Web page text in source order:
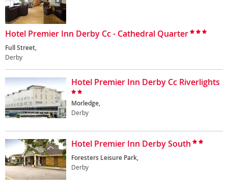
Hotel Premier Inn Derby Cc - Cathedral Quarter
Full Street,
Derby
Hotel Premier Inn Derby Cc Riverlights
Morledge,
Derby
Hotel Premier Inn Derby South
Foresters Leisure Park,
Derby